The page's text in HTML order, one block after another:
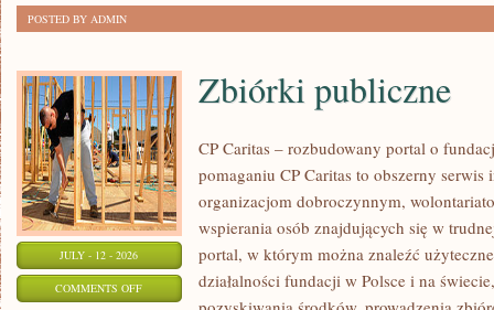
POSTED BY ADMIN
JULY - 12 - 2026
COMMENTS OFFON
Zbiórki publiczne
CP Caritas – rozbudowany portal o
pomaganiu CP Caritas to obszerny
organizacjom dobroczynnym,
wspierania osób znajdujących się w
portal, w którym można znaleźć
działalności fundacji w Polsce i na